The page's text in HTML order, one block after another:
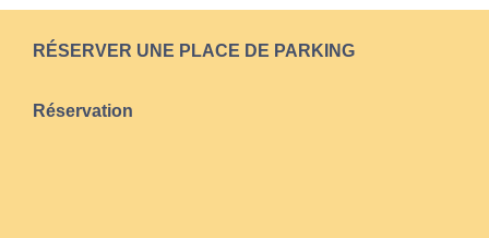
RÉSERVER UNE PLACE DE PARKING
Réservation